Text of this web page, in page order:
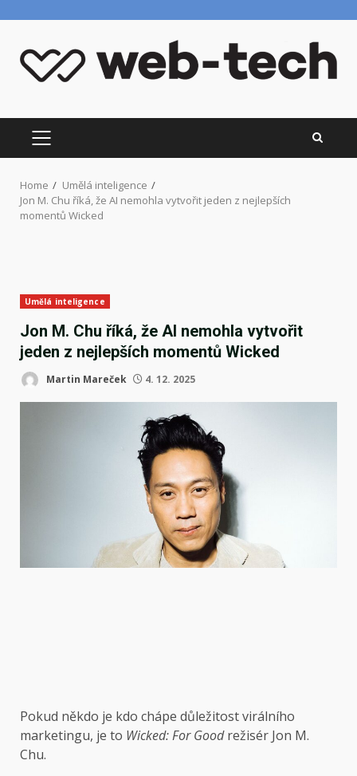
content
PRIMARY
MENU
Home
Umělá inteligence
Jon M. Chu říká, že AI nemohla vytvořit jeden z nejlepších
momentů Wicked
Umělá inteligence
Jon M. Chu říká, že AI nemohla vytvořit
jeden z nejlepších momentů Wicked
Martin Mareček 4. 12. 2025
Pokud někdo je kdo chápe důležitost virálního
marketingu, je to Wicked: For Goodrežisér Jon M.
Chu.